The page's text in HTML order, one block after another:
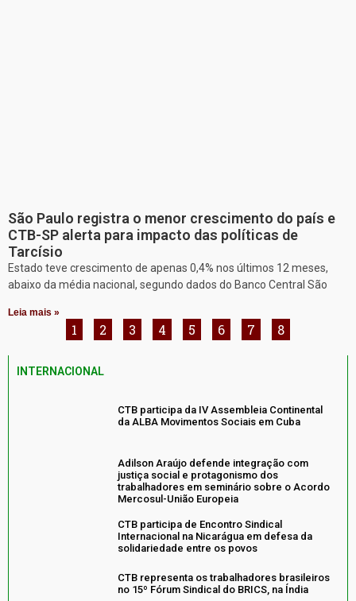
São Paulo registra o menor crescimento do país e
CTB-SP alerta para impacto das políticas de
Tarcísio
Estado teve crescimento de apenas 0,4% nos últimos 12 meses,
abaixo da média nacional, segundo dados do Banco Central São
Leia mais »
1 2 3 4 5 6 7 8
INTERNACIONAL
CTB participa da IV Assembleia Continental
da ALBA Movimentos Sociais em Cuba
Adilson Araújo defende integração com
justiça social e protagonismo dos
trabalhadores em seminário sobre o Acordo
Mercosul-União Europeia
CTB participa de Encontro Sindical
Internacional na Nicarágua em defesa da
solidariedade entre os povos
CTB representa os trabalhadores brasileiros
no 15º Fórum Sindical do BRICS, na Índia